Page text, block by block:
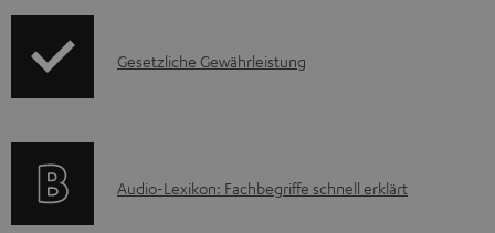
A
r
i
I
r
Gesetzliche Gewährleistung
A
Audio-Lexikon: Fachbegriffe schnell erklärt